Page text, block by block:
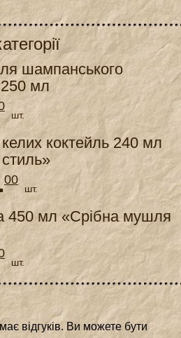
шампанського
мл
шт.
коктейль 240 мл
00
шт.
450 мл «Срібна мушля
шт.
відгуків. Ви можете бути